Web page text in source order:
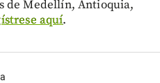
de Medellín, Antioquia,
aquí.